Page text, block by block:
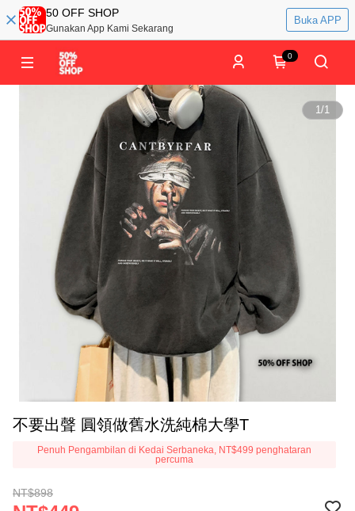
50 OFF SHOP
Gunakan App Kami Sekarang
Buka APP
0
1/1
不要出聲 圓領做舊水洗純棉大學T
Penuh Pengambilan di Kedai Serbaneka, NT$499 penghataran
percuma
NT$898